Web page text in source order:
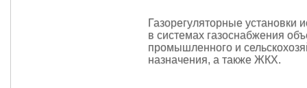
Газорегуляторные установки
в системах газоснабжения
промышленного и
назначения, а также ЖКХ.